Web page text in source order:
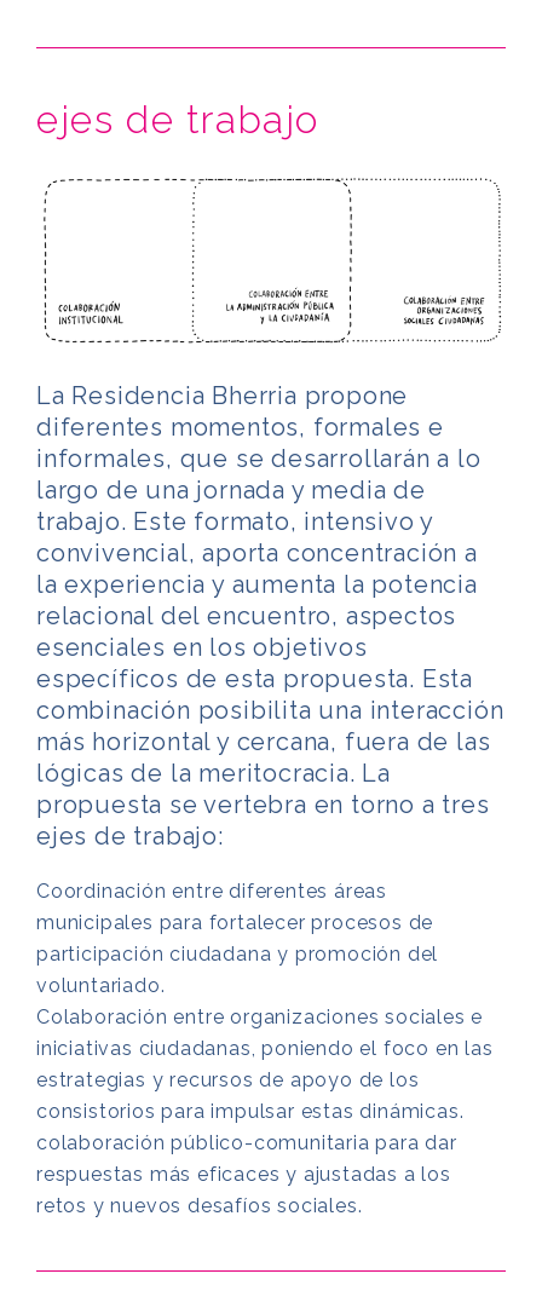
ejes de trabajo
La Residencia Bherria propone
diferentes momentos, formales e
informales, que se desarrollarán a lo
largo de una jornada y media de
trabajo. Este formato, intensivo y
convivencial, aporta concentración a
la experiencia y aumenta la potencia
relacional del encuentro, aspectos
esenciales en los objetivos
específicos de esta propuesta. Esta
combinación posibilita una interacción
más horizontal y cercana, fuera de las
lógicas de la meritocracia. La
propuesta se vertebra en torno a tres
ejes de trabajo:
Coordinación entre diferentes áreas
municipales para fortalecer procesos de
participación ciudadana y promoción del
voluntariado.
Colaboración entre organizaciones sociales e
iniciativas ciudadanas, poniendo el foco en las
estrategias y recursos de apoyo de los
consistorios para impulsar estas dinámicas.
colaboración público-comunitaria para dar
respuestas más eficaces y ajustadas a los
retos y nuevos desafíos sociales.